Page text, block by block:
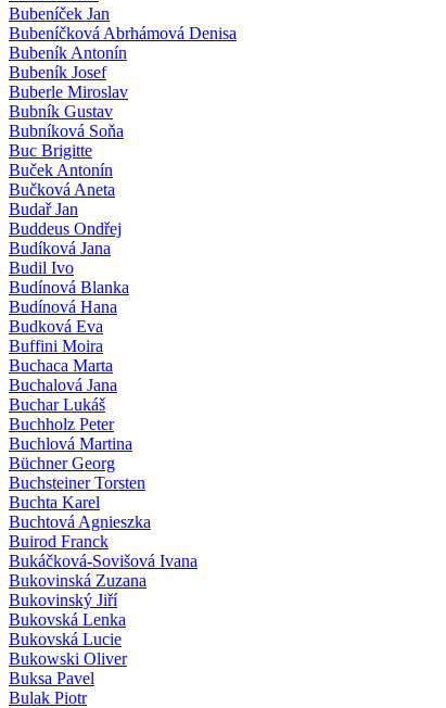
Bubeníček Jan
Bubeníčková Abrhámová Denisa
Bubeník Antonín
Bubeník Josef
Buberle Miroslav
Bubník Gustav
Bubníková Soňa
Buc Brigitte
Buček Antonín
Bučková Aneta
Budař Jan
Buddeus Ondřej
Budíková Jana
Budil Ivo
Budínová Blanka
Budínová Hana
Budková Eva
Buffini Moira
Buchaca Marta
Buchalová Jana
Buchar Lukáš
Buchholz Peter
Buchlová Martina
Büchner Georg
Buchsteiner Torsten
Buchta Karel
Buchtová Agnieszka
Buirod Franck
Bukáčková-Sovišová Ivana
Bukovinská Zuzana
Bukovinský Jiří
Bukovská Lenka
Bukovská Lucie
Bukowski Oliver
Buksa Pavel
Bulak Piotr